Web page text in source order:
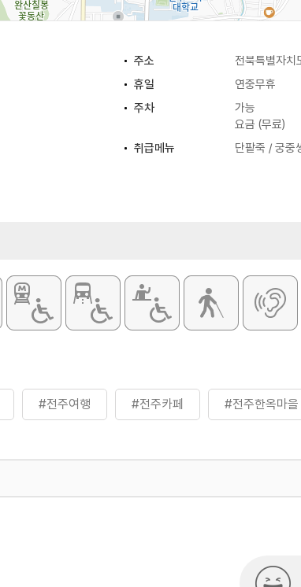
주소
전북특별자
휴일
연중무휴
주차
가능
요금 (무료)
취급메뉴
단팥죽 / 궁중
#전주여행 #전주카페 #전주한옥마을